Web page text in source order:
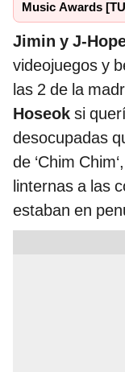
Music Awards
Jimin y J-
videojuegos y
las 2 de la
Hoseok si
desocupadas
de ‘Chim
linternas a las
estaban en